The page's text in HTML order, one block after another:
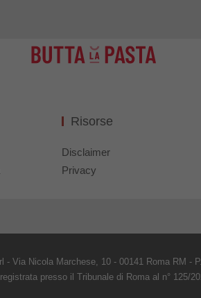
Risorse
Disclaimer
Privacy
Via Nicola Marchese, 10 - 00141 Roma RM -
presso il Tribunale di Roma al n° 125/